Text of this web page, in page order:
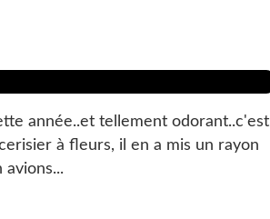
année..et tellement odorant..c'est
à fleurs, il en a mis un rayon